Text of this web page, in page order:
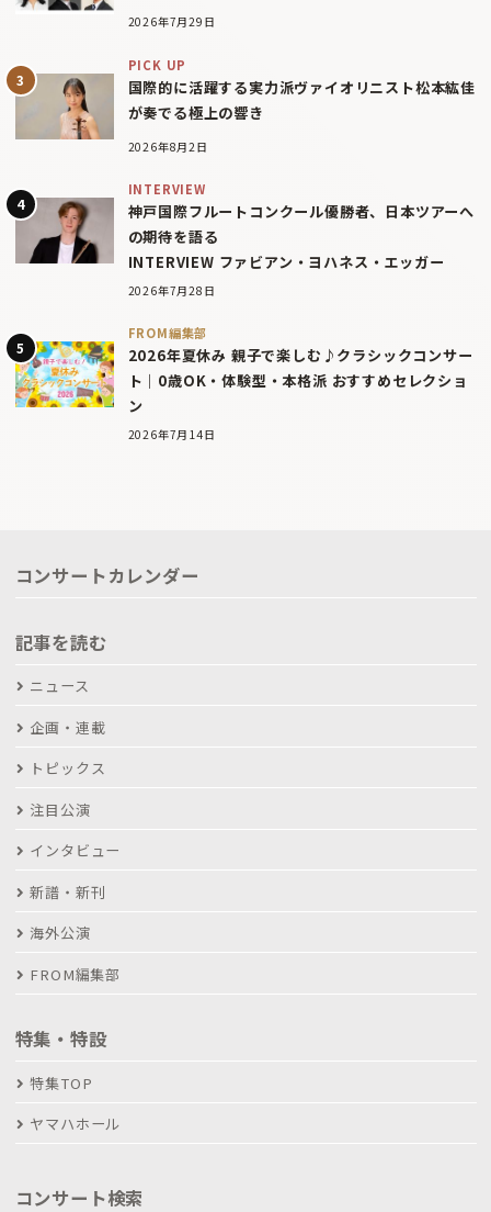
2026年7月29日
PICK UP
国際的に活躍する実力派ヴァイオリニスト松本紘佳
が奏でる極上の響き
2026年8月2日
INTERVIEW
神戸国際フルートコンクール優勝者、日本ツアーへ
の期待を語る
INTERVIEW ファビアン・ヨハネス・エッガー
2026年7月28日
FROM編集部
2026年夏休み 親子で楽しむ♪クラシックコンサー
ト｜0歳OK・体験型・本格派 おすすめセレクショ
ン
2026年7月14日
コンサートカレンダー
記事を読む
ニュース
企画・連載
トピックス
注目公演
インタビュー
新譜・新刊
海外公演
FROM編集部
特集・特設
特集TOP
ヤマハホール
コンサート検索